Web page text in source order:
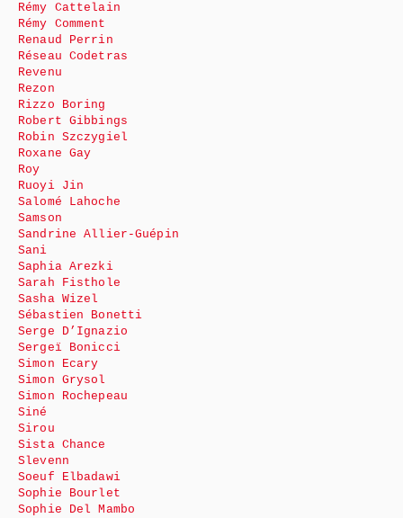
Rémy Cattelain
Rémy Comment
Renaud Perrin
Réseau Codetras
Revenu
Rezon
Rizzo Boring
Robert Gibbings
Robin Szczygiel
Roxane Gay
Roy
Ruoyi Jin
Salomé Lahoche
Samson
Sandrine Allier-Guépin
Sani
Saphia Arezki
Sarah Fisthole
Sasha Wizel
Sébastien Bonetti
Serge D’Ignazio
Sergeï Bonicci
Simon Ecary
Simon Grysol
Simon Rochepeau
Siné
Sirou
Sista Chance
Slevenn
Soeuf Elbadawi
Sophie Bourlet
Sophie Del Mambo